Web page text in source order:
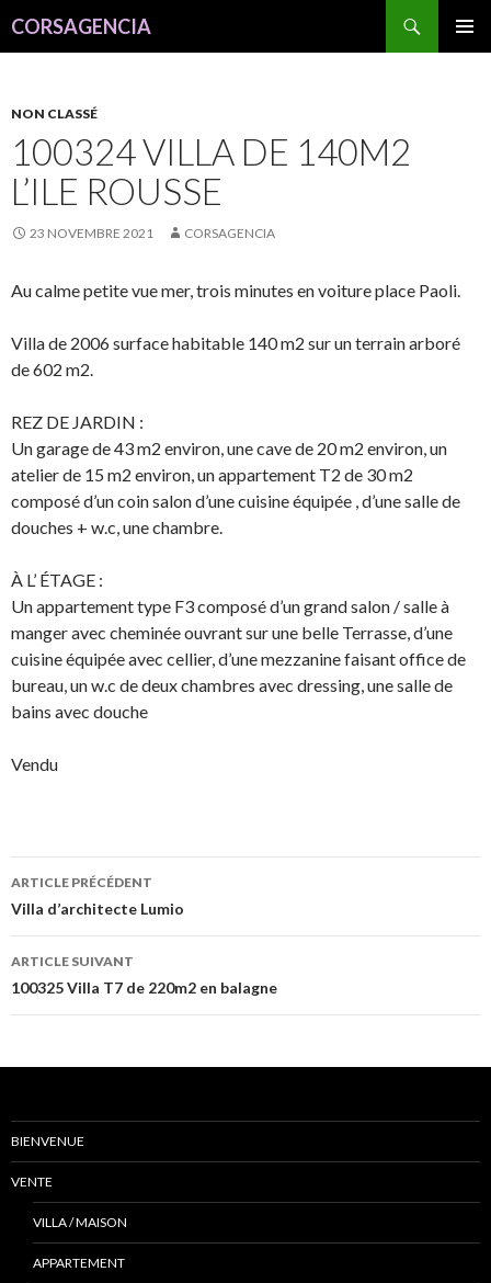
CORSAGENCIA
NON CLASSÉ
100324 VILLA DE 140M2
L’ILE ROUSSE
23 NOVEMBRE 2021 CORSAGENCIA
Au calme petite vue mer, trois minutes en voiture place Paoli.
Villa de 2006 surface habitable 140 m2 sur un terrain arboré
de 602 m2.
REZ DE JARDIN :
Un garage de 43 m2 environ, une cave de 20 m2 environ, un
atelier de 15 m2 environ, un appartement T2 de 30 m2
composé d’un coin salon d’une cuisine équipée , d’une salle de
douches + w.c, une chambre.
À L’ ÉTAGE :
Un appartement type F3 composé d’un grand salon / salle à
manger avec cheminée ouvrant sur une belle Terrasse, d’une
cuisine équipée avec cellier, d’une mezzanine faisant office de
bureau, un w.c de deux chambres avec dressing, une salle de
bains avec douche
Vendu
Navigation
des
articles
ARTICLE PRÉCÉDENT
Villa d’architecte Lumio
ARTICLE SUIVANT
100325 Villa T7 de 220m2 en balagne
BIENVENUE
VENTE
VILLA / MAISON
APPARTEMENT